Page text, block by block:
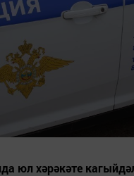
юл хәрәкәте